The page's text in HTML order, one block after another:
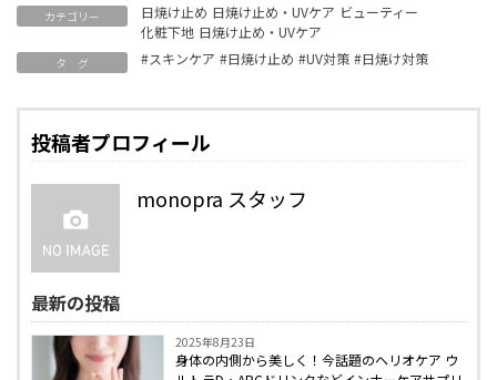
カテゴリー 日焼け止め 日焼け止め・UVケア ビューティー
化粧下地 日焼け止め・UVケア
タ グ #スキンケア #日焼け止め #UV対策 #日焼け対策
投稿者プロフィール
monopra スタッフ
最新の投稿
2025年8月23日
身体の内側から美しく！今話題のヘリオケア ウ